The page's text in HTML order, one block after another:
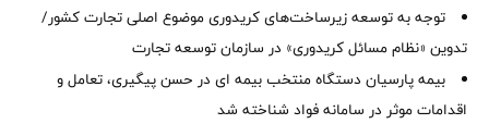
توجه به توسعه زیرساخت‌های کریدوری موضوع اصلی تجارت کشور/
تدوین «نظام مسائل کریدوری» در سازمان توسعه تجارت
بیمه پارسیان دستگاه منتخب بیمه ای در حسن پیگیری، تعامل و
اقدامات موثر در سامانه فواد شناخته شد